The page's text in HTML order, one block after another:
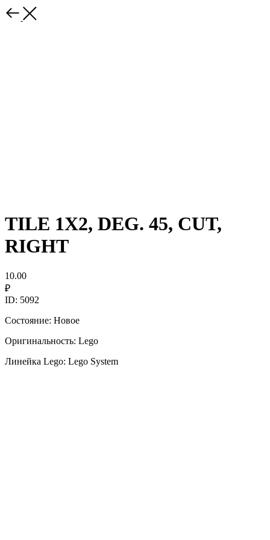
TILE 1X2, DEG. 45, CUT,
RIGHT
10.00
₽
ID: 5092
Состояние: Новое
Оригинальность: Lego
Линейка Lego: Lego System